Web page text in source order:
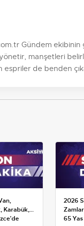
Gündem ekibinin
manşetleri
espriler de benden
Karabük,
2026
65